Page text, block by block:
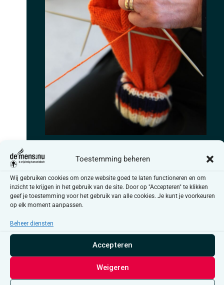
Toestemming beheren
Wij gebruiken cookies om onze website goed te laten functioneren en om
inzicht te krijgen in het gebruik van de site. Door op "Accepteren" te klikken
geef je toestemming voor het gebruik van alle cookies. Je kunt je voorkeuren
op elk moment aanpassen.
Beheer diensten
Accepteren
Weigeren
huisvandeMens op bezoek in Toermalien
Woonzorgcentrum ToermalienWelzijnscampus / Weg naar
As 58, genk, België, België
oktober 2026